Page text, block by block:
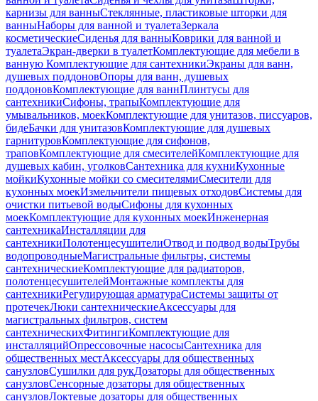
карнизы для ванныСтеклянные, пластиковые шторки для
ванныНаборы для ванной и туалетаЗеркала
косметическиеСиденья для ванныКоврики для ванной и
туалетаЭкран-дверки в туалетКомплектующие для мебели в
ванную Комплектующие для сантехникиЭкраны для ванн,
душевых поддоновОпоры для ванн, душевых
поддоновКомплектующие для ваннПлинтусы для
сантехникиСифоны, трапыКомплектующие для
умывальников, моекКомплектующие для унитазов, писсуаров,
бидеБачки для унитазовКомплектующие для душевых
гарнитуровКомплектующие для сифонов,
траповКомплектующие для смесителейКомплектующие для
душевых кабин, уголковСантехника для кухниКухонные
мойкиКухонные мойки со смесителямиСмесители для
кухонных моекИзмельчители пищевых отходовСистемы для
очистки питьевой водыСифоны для кухонных
моекКомплектующие для кухонных моекИнженерная
сантехникаИнсталляции для
сантехникиПолотенцесушителиОтвод и подвод водыТрубы
водопроводныеМагистральные фильтры, системы
сантехническиеКомплектующие для радиаторов,
полотенцесушителейМонтажные комплекты для
сантехникиРегулирующая арматураСистемы защиты от
протечекЛюки сантехническиеАксессуары для
магистральных фильтров, систем
сантехническихФитингиКомплектующие для
инсталляцийОпрессовочные насосыСантехника для
общественных местАксессуары для общественных
санузловСушилки для рукДозаторы для общественных
санузловСенсорные дозаторы для общественных
санузловЛоктевые дозаторы для общественных